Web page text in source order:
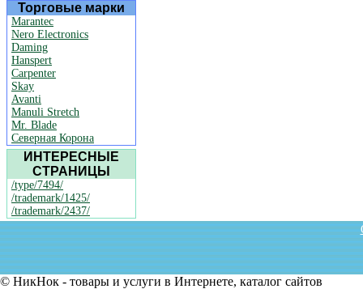
Торговые марки
Marantec
Nero Electronics
Daming
Hanspert
Carpenter
Skay
Avanti
Manuli Stretch
Mr. Blade
Северная Корона
ИНТЕРЕСНЫЕ
СТРАНИЦЫ
/type/7494/
/trademark/1425/
/trademark/2437/
© НикНок - товары и услуги в Интернете, каталог сайтов